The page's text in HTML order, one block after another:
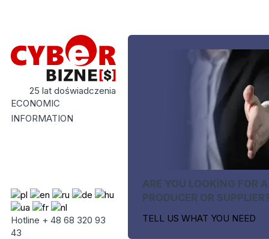
25 lat doświadczenia
ECONOMIC
INFORMATION
Hotline + 48 68 320 93
43
ARE YOU LOOKING FOR A
PRODUCER OR
TELL US WHAT YOU NEED